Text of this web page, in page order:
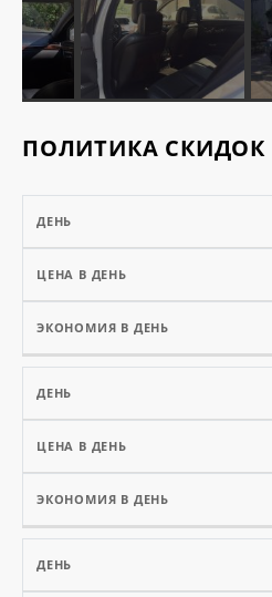
ПОЛИТИКА СКИДОК
День
в
день
Экономия